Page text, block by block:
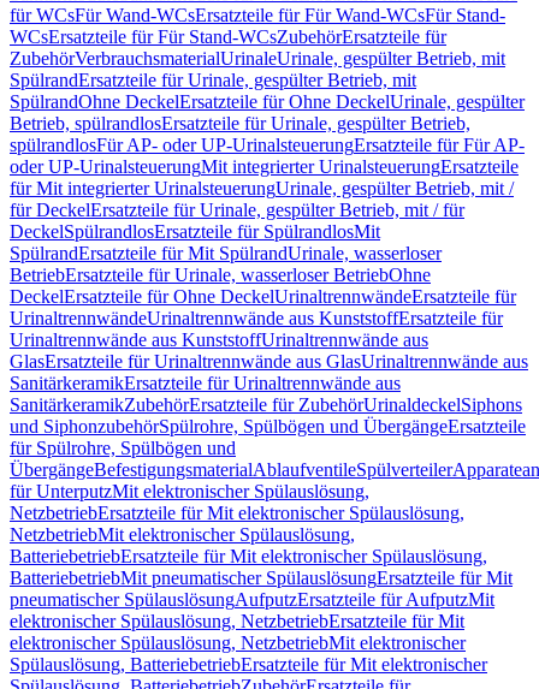
für WCsFür Wand-WCsErsatzteile für Für Wand-WCsFür Stand-
WCsErsatzteile für Für Stand-WCsZubehörErsatzteile für
ZubehörVerbrauchsmaterialUrinaleUrinale, gespülter Betrieb, mit
SpülrandErsatzteile für Urinale, gespülter Betrieb, mit
SpülrandOhne DeckelErsatzteile für Ohne DeckelUrinale, gespülter
Betrieb, spülrandlosErsatzteile für Urinale, gespülter Betrieb,
spülrandlosFür AP- oder UP-UrinalsteuerungErsatzteile für Für AP-
oder UP-UrinalsteuerungMit integrierter UrinalsteuerungErsatzteile
für Mit integrierter UrinalsteuerungUrinale, gespülter Betrieb, mit /
für DeckelErsatzteile für Urinale, gespülter Betrieb, mit / für
DeckelSpülrandlosErsatzteile für SpülrandlosMit
SpülrandErsatzteile für Mit SpülrandUrinale, wasserloser
BetriebErsatzteile für Urinale, wasserloser BetriebOhne
DeckelErsatzteile für Ohne DeckelUrinaltrennwändeErsatzteile für
UrinaltrennwändeUrinaltrennwände aus KunststoffErsatzteile für
Urinaltrennwände aus KunststoffUrinaltrennwände aus
GlasErsatzteile für Urinaltrennwände aus GlasUrinaltrennwände aus
SanitärkeramikErsatzteile für Urinaltrennwände aus
SanitärkeramikZubehörErsatzteile für ZubehörUrinaldeckelSiphons
und SiphonzubehörSpülrohre, Spülbögen und ÜbergängeErsatzteile
für Spülrohre, Spülbögen und
ÜbergängeBefestigungsmaterialAblaufventileSpülverteiler
für UnterputzMit elektronischer Spülauslösung,
NetzbetriebErsatzteile für Mit elektronischer Spülauslösung,
NetzbetriebMit elektronischer Spülauslösung,
BatteriebetriebErsatzteile für Mit elektronischer Spülauslösung,
BatteriebetriebMit pneumatischer SpülauslösungErsatzteile für Mit
pneumatischer SpülauslösungAufputzErsatzteile für AufputzMit
elektronischer Spülauslösung, NetzbetriebErsatzteile für Mit
elektronischer Spülauslösung, NetzbetriebMit elektronischer
Spülauslösung, BatteriebetriebErsatzteile für Mit elektronischer